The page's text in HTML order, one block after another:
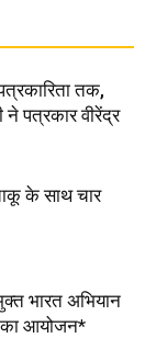
तक,
ने पत्रकार वीरेंद्र
के साथ चार
भारत अभियान
आयोजन*